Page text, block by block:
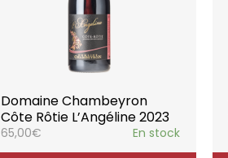
Domaine Chambeyron
Côte Rôtie L’Angéline 2023
65,00€ En stock